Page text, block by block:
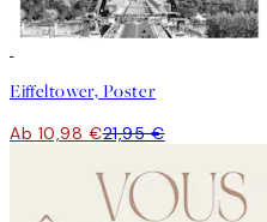
Eiffeltower, Poster
Ab 10,98 €21,95 €